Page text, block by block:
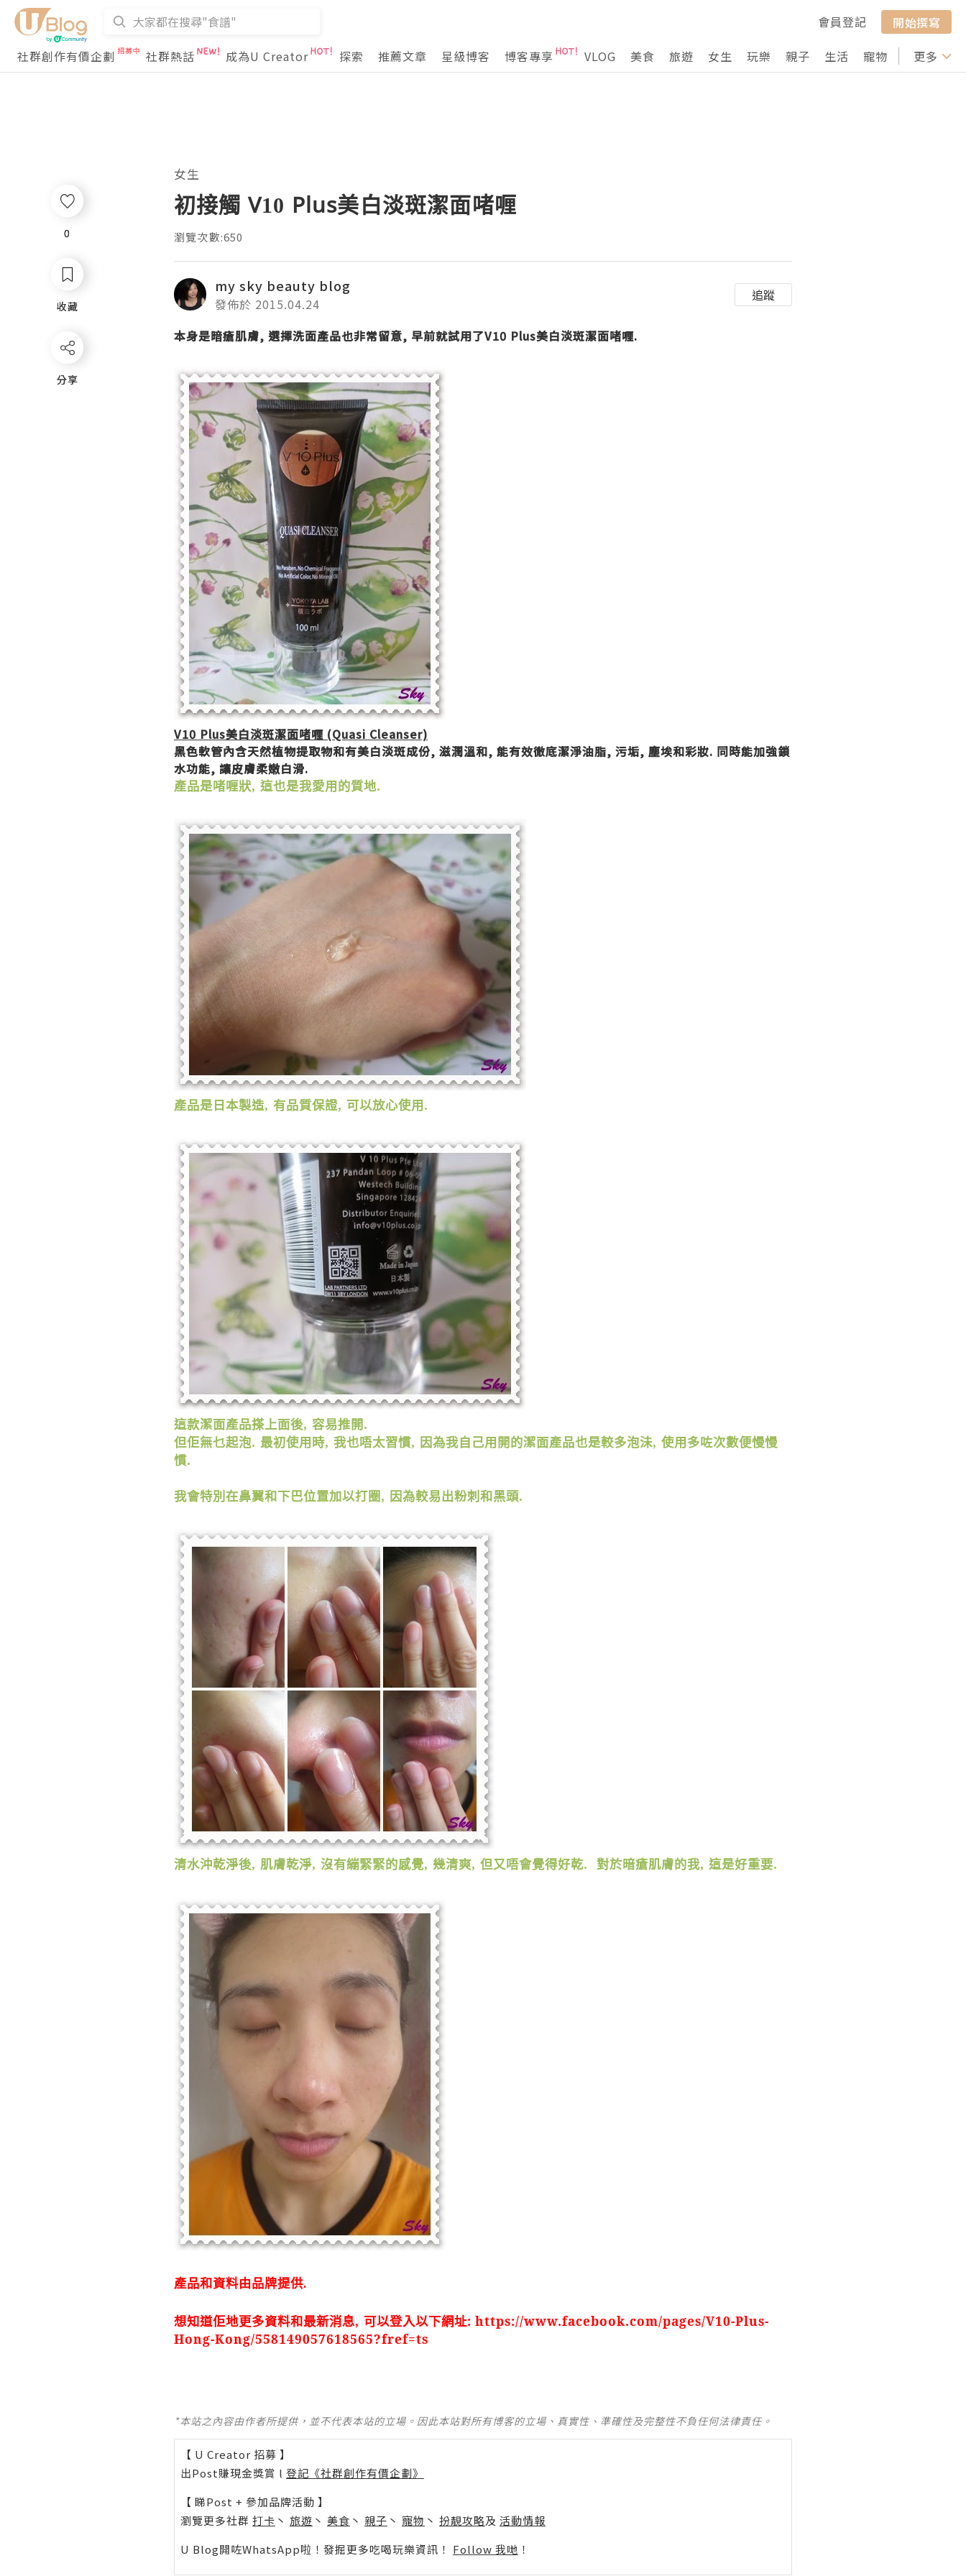
會員登記
開始撰寫
社群創作有價企劃
社群熱話 成為U Creator 探索 推薦文章 星級博客 博客專享 VLOG 美食 旅遊 女生 玩樂 親子 生活 寵物 行山 打卡
更多
0
收藏
分享
女生
初接觸 V10 Plus美白淡斑潔面啫喱
瀏覽次數:650
my sky beauty blog
發佈於 2015.04.24
追蹤
本身是暗瘡肌膚, 選擇洗面產品也非常留意, 早前就試用了V10 Plus美白淡斑潔面啫喱.
V10 Plus美白淡斑潔面啫喱 (Quasi Cleanser)
黑色軟管內含天然植物提取物和有美白淡斑成份, 滋潤溫和, 能有效徹底潔淨油脂, 污垢, 塵埃和彩妝. 同時能加強鎖
水功能, 讓皮膚柔嫩白滑.
產品是啫喱狀, 這也是我愛用的質地.
產品是日本製造, 有品質保證, 可以放心使用.
這款潔面產品搽上面後, 容易推開.
但佢無乜起泡. 最初使用時, 我也唔太習慣, 因為我自己用開的潔面產品也是較多泡沬, 使用多咗次數便慢慢
慣.
我會特別在鼻翼和下巴位置加以打圈, 因為較易出粉刺和黑頭.
清水沖乾淨後, 肌膚乾淨, 沒有繃緊緊的感覺, 幾清爽, 但又唔會覺得好乾. 對於暗瘡肌膚的我, 這是好重要.
產品和資料由品牌提供.
想知道佢地更多資料和最新消息, 可以登入以下網址: https://www.facebook.com/pages/V10-Plus-
Hong-Kong/558149057618565?fref=ts
*本站之內容由作者所提供，並不代表本站的立場。因此本站對所有博客的立場、真實性、準確性及完整性不負任何法律責任。
【 U Creator 招募 】
出Post賺現金獎賞 l 登記《社群創作有價企劃》
【 睇Post + 參加品牌活動 】
瀏覽更多社群 打卡 丶 旅遊 丶 美食 丶 親子 丶 寵物 丶 扮靚攻略及 活動情報
U Blog開咗WhatsApp啦！發掘更多吃喝玩樂資訊！ Follow 我哋 ！
0
收藏
分享